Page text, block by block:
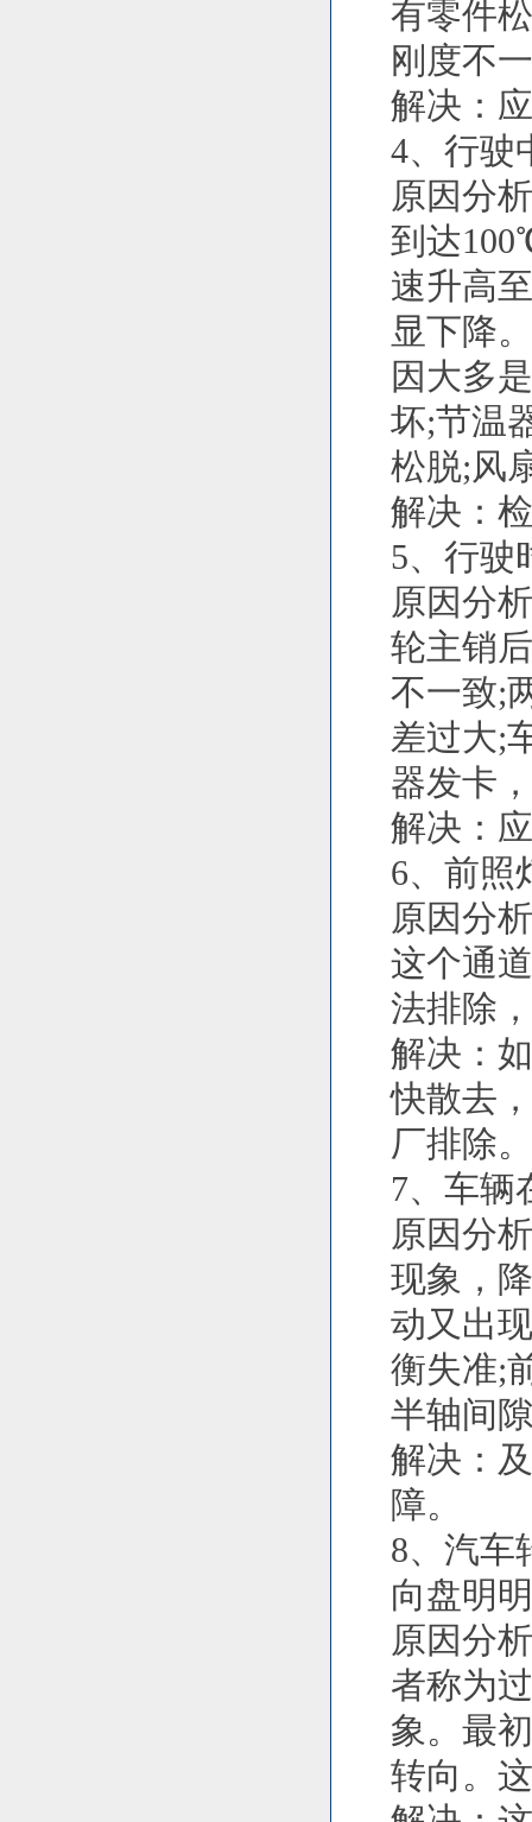
有零件
刚度不
解决：
4、行驶
原因分
到达
速升高
显下降
因大多
坏;节温
松脱;风
解决：
5、行驶
原因分
轮主销
不一致;
差过大;
器发卡
解决：
6、前照
原因分
这个通
法排除
解决：
快散去
厂排除。
7、车辆
原因分
现象，
动又出
衡失准;
半轴间
解决：
障。
8、汽车
向盘明
原因分
者称为
象。最
转向。